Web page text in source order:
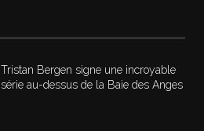
Tristan Bergen signe une incroyable
série au-dessus de la Baie des Anges